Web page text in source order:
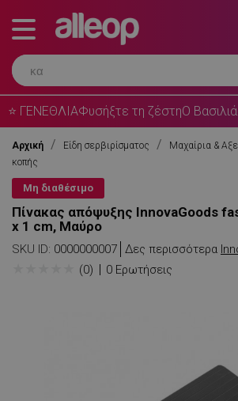
⭐ ΓΕΝΕΘΛΙΑΦυσήξτε τη ζέστηΟ
Αρχική Είδη σερβιρίσματος Μαχαίρια &
κοπής
Μη διαθέσιμο
Πίνακας απόψυξης InnovaGoods
x 1 cm, Μαύρο
SKU ID: 0000000007 Δες περισσότερα
(0) 0 Ερωτήσεις